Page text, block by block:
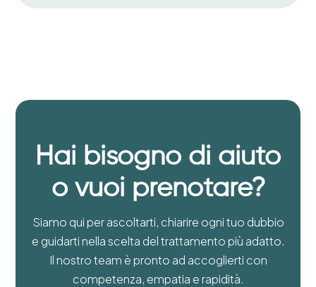
Hai bisogno di aiuto
o vuoi prenotare?
Siamo qui per ascoltarti, chiarire ogni tuo dubbio
e guidarti nella scelta del trattamento più adatto.
Il nostro team è pronto ad accoglierti con
competenza, empatia e rapidità.